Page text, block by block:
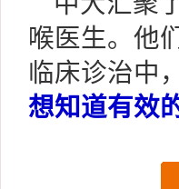
喉医生。他
临床诊治中
想知道有效